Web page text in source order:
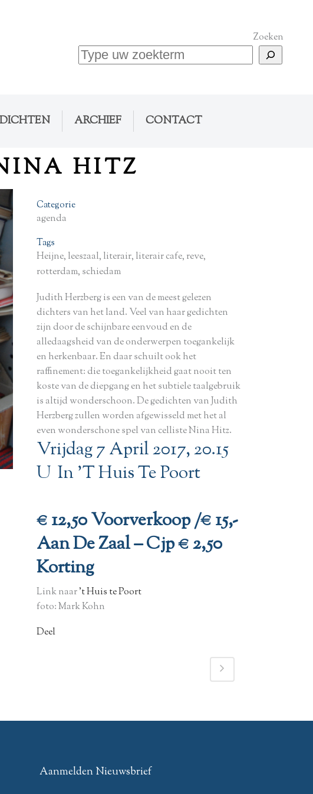
Zoeken
ARCHIEF CONTACT
HITZ
Categorie
agenda
Tags
Heijne, leeszaal, literair, literair cafe, reve,
rotterdam, schiedam
Judith Herzberg is een van de meest gelezen
dichters van het land. Veel van haar gedichten
zijn door de schijnbare eenvoud en de
alledaagsheid van de onderwerpen toegan­kelijk
en herkenbaar. En daar schuilt ook het
raffinement: die toegankelijkheid gaat nooit ten
koste van de diepgang en het subtiele taalgebruik
is altijd wonderschoon. De gedichten van Judith
Herzberg zullen worden afgewisseld met het al
even wonderschone spel van celliste Nina Hitz.
Vrijdag 7 April 2017, 20.15
U In ’t Huis Te Poort
€ 12,50 Voorverkoop /€ 15,-
Aan De Zaal – Cjp € 2,50
Korting
Link naar’t Huis te Poort
foto: Mark Kohn
Deel
Aanmelden Nieuwsbrief